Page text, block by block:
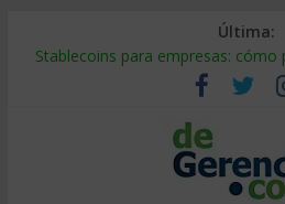
Última:
Stablecoins para empresas: cómo
Despido silencioso: qué es y por
IA en selección de personal: cómo
Trabajo forzoso en la cadena de
Mercado hispano de EE. UU.: